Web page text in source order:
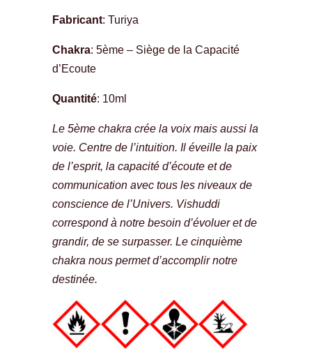
Fabricant: Turiya
Chakra: 5ème – Siège de la Capacité
d’Ecoute
Quantité: 10ml
Le 5ème chakra crée la voix mais aussi la
voie. Centre de l’intuition. Il éveille la paix
de l’esprit, la capacité d’écoute et de
communication avec tous les niveaux de
conscience de l’Univers. Vishuddi
correspond à notre besoin d’évoluer et de
grandir, de se surpasser. Le cinquième
chakra nous permet d’accomplir notre
destinée.